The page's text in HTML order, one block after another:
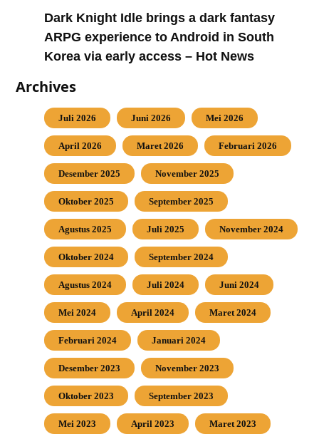
Dark Knight Idle brings a dark fantasy
ARPG experience to Android in South
Korea via early access – Hot News
Archives
Juli 2026 Juni 2026 Mei 2026
April 2026 Maret 2026 Februari 2026
Desember 2025 November 2025
Oktober 2025 September 2025
Agustus 2025 Juli 2025 November 2024
Oktober 2024 September 2024
Agustus 2024 Juli 2024 Juni 2024
Mei 2024 April 2024 Maret 2024
Februari 2024 Januari 2024
Desember 2023 November 2023
Oktober 2023 September 2023
Mei 2023 April 2023 Maret 2023